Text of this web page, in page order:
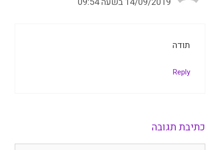
תודה
Reply
כתיבת תגובה